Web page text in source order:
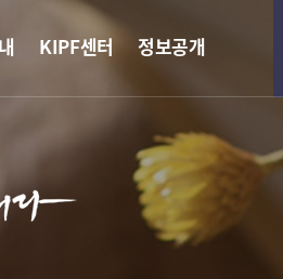
KIPF센터 정보공개